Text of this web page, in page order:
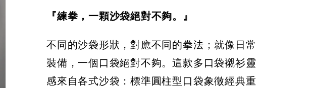
『練拳，一顆沙袋絕對不夠。』
不同的沙袋形狀，對應不同的拳法；就像日常
裝備，一個口袋絕對不夠。這款多口袋襯衫靈
感來自各式沙袋：標準圓柱型口袋象徵經典重